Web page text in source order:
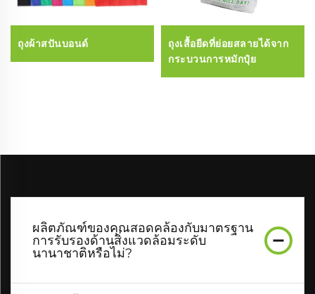
ถุงผ้าสปันบอนด์
ถุงเสื้อยืดที่ย่อยสลายได้จาก
กระบวนการหมักปุ๋ย
ผลิตภัณฑ์ของคุณสอดคล้องกับมาตรฐาน
การรับรองด้านสิ่งแวดล้อมระดับ
นานาชาติหรือไม่?